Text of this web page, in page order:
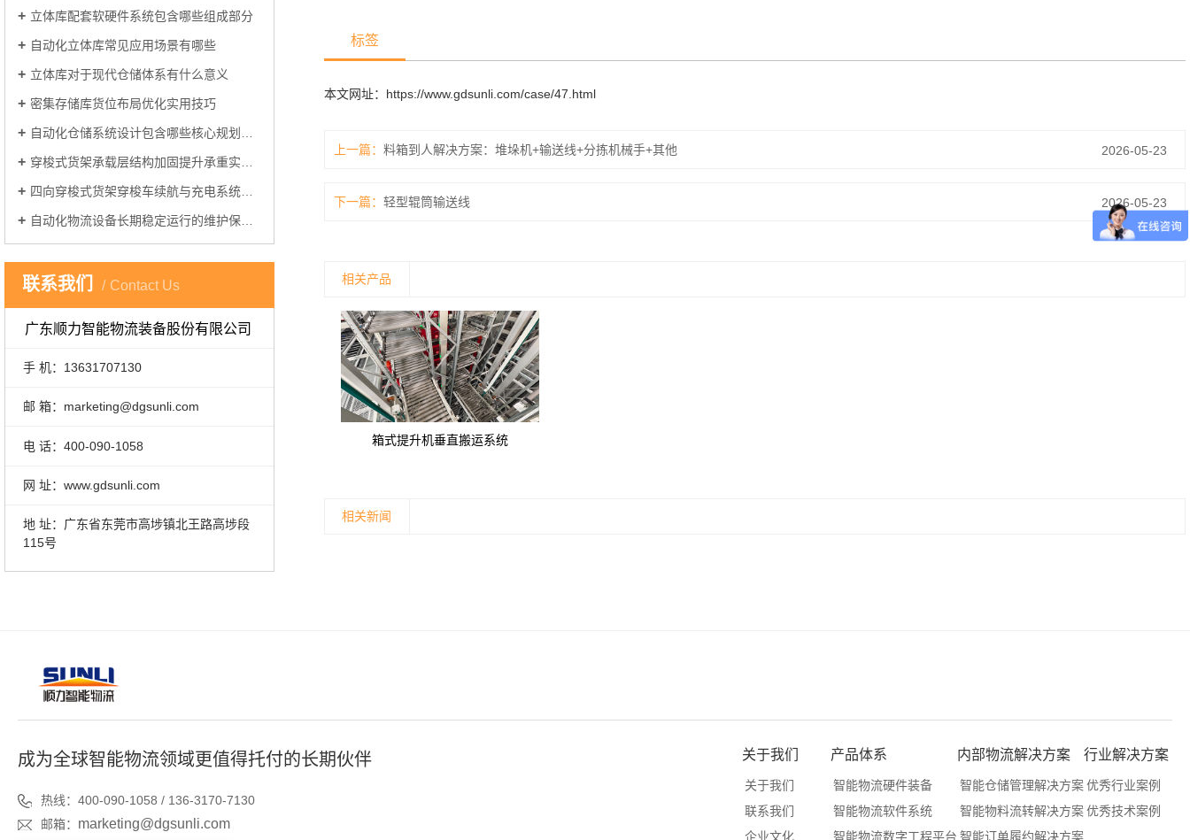
立体库配套软硬件系统包含哪些组成部分
自动化立体库常见应用场景有哪些
立体库对于现代仓储体系有什么意义
密集存储库货位布局优化实用技巧
自动化仓储系统设计包含哪些核心规划环节
穿梭式货架承载层结构加固提升承重实操方案
四向穿梭式货架穿梭车续航与充电系统优化方案
自动化物流设备长期稳定运行的维护保养关键要点
联系我们 Contact Us
广东顺力智能物流装备股份有限公司
手 机：13631707130
邮 箱：marketing@dgsunli.com
电 话：400-090-1058
网 址：www.gdsunli.com
地 址：广东省东莞市高埗镇北王路高埗段
115号
标签
本文网址： https://www.gdsunli.com/case/47.html
上一篇： 料箱到人解决方案：堆垛机+输送线+分拣机械手+其他 2026-05-23
下一篇： 轻型辊筒输送线 2026-05-23
相关产品
箱式提升机垂直搬运系统
相关新闻
成为全球智能物流领域更值得托付的长期伙伴
热线：400-090-1058 / 136-3170-7130
邮箱： marketing@dgsunli.com
关于我们
关于我们
联系我们
企业文化
产品体系
智能物流硬件装备
智能物流软件系统
智能物流数字工程平台
内部物流解决方案
智能仓储管理解决方案
智能物料流转解决方案
智能订单履约解决方案
行业解决方案
优秀行业案例
优秀技术案例